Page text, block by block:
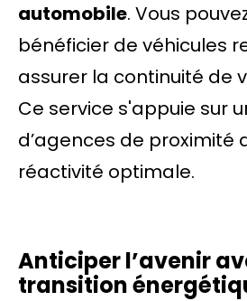
automobile. Vous
bénéficier de véhicules
assurer la continuité de
Ce service s'appuie sur
d’agences de proximité
réactivité optimale.
Anticiper l’avenir
transition